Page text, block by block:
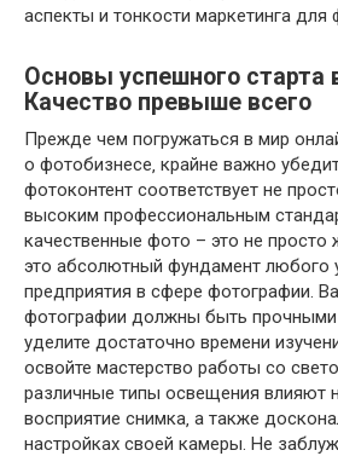
аспекты и тонкости маркетинга для
Основы успешного старта
Качество превыше всего
Прежде чем погружаться в мир
о фотобизнесе‚ крайне важно
фотоконтент соответствует не
высоким профессиональным
качественные фото – это не просто
это абсолютный фундамент любого
предприятия в сфере фотографии.
фотографии должны быть прочными
уделите достаточно времени
освойте мастерство работы со
различные типы освещения влияют
восприятие снимка‚ а также
настройках своей камеры. Не